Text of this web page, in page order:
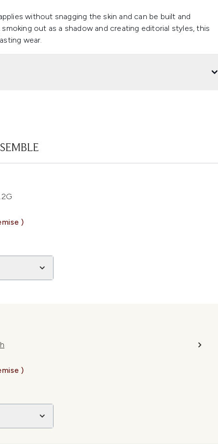
without snagging the skin and can be built and
out as a shadow and creating editorial styles, this
wear.
)
)